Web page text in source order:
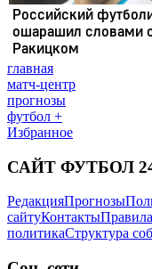
главная
матч-центр
прогнозы
футбол +
Избранное
САЙТ ФУТБОЛ
РедакцияПрогнозы
сайтуКонтакты
политикаСтруктура